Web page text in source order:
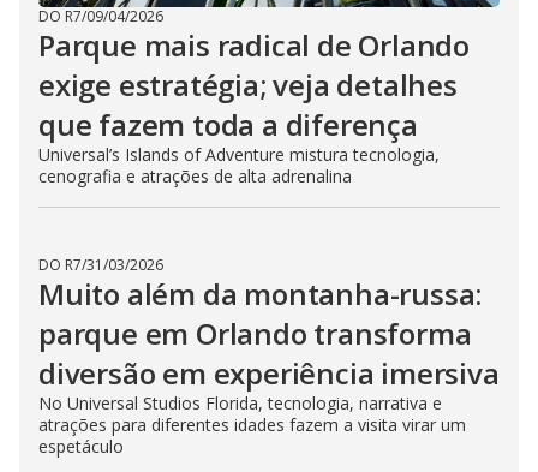
DO R7/09/04/2026
Parque mais radical de Orlando
exige estratégia; veja detalhes
que fazem toda a diferença
Universal’s Islands of Adventure mistura tecnologia,
cenografia e atrações de alta adrenalina